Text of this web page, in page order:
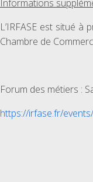
Informations
L’IRFASE est situé à
Chambre de
Forum des métiers :
https://irfase.fr/